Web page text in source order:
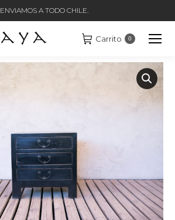
ENVIAMOS A TODO CHILE.
Carrito 0